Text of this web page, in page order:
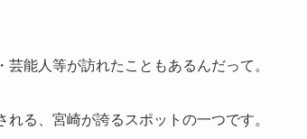
能人等が訪れたこともあるんだって。
る、宮崎が誇るスポットの一つです。